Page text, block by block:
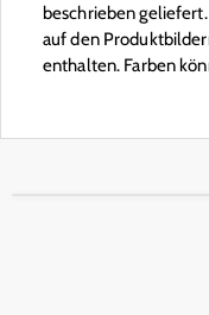
beschrieben
auf den
enthalten. Farben